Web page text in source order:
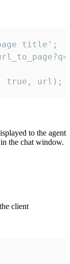
title';
true, url);
to the agent
the chat window.
client